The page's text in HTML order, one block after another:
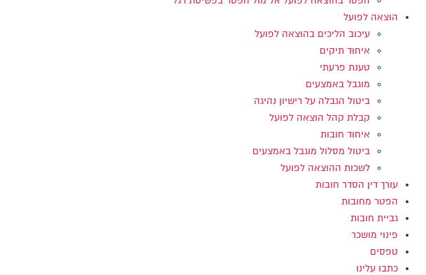
הוצאה לפועל
עיכוב הליכים בהוצאה לפועל
איחוד תיקים
טענת פרעתי
מוגבל באמצעים
ביטול הגבלה על רישיון נהיגה
קבלת קהל הוצאה לפועל
איחוד חובות
ביטול מסלול מוגבל באמצעים
לשכות ההוצאה לפועל
עורך דין הסדר חובות
הפטר מחובות
גביית חובות
פינוי מושכר
טפסים
כתבו עלינו